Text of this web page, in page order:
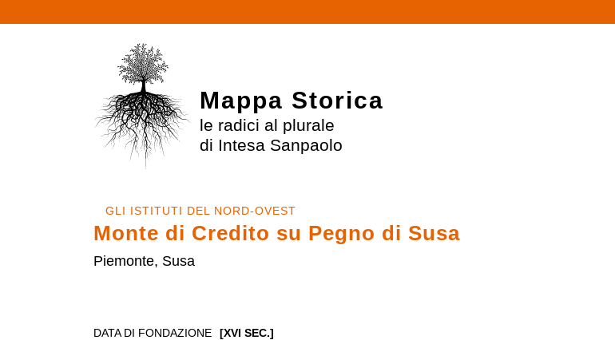
Mappa Storica
le radici al plurale
di Intesa Sanpaolo
GLI ISTITUTI DEL NORD-OVEST
Monte di Credito su Pegno di Susa
Piemonte, Susa
DATA DI FONDAZIONE
[XVI SEC.]